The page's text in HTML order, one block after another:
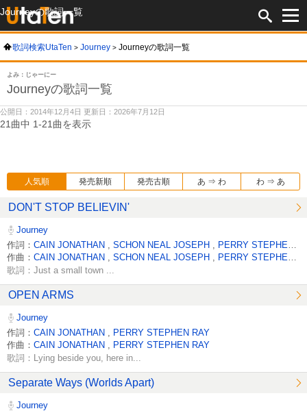
Journeyの歌詞一覧
歌詞検索UtaTen Journey Journeyの歌詞一覧
よみ：じゃーにー
Journeyの歌詞一覧
公開日：2014年12月4日 更新日：2026年7月12日
21曲中 1-21曲を表示
人気順 発売新順 発売古順 あ ⇒ わ わ ⇒ あ
DON'T STOP BELIEVIN'
Journey
作詞： CAIN JONATHAN SCHON NEAL JOSEPH
PERRY STEPHEN RAY
作曲： CAIN JONATHAN SCHON NEAL JOSEPH PERRY STEPHEN RAY
歌詞：Just a small town ...
OPEN ARMS
Journey
作詞： CAIN JONATHAN
PERRY STEPHEN RAY
作曲： CAIN JONATHAN PERRY STEPHEN RAY
歌詞：Lying beside you, here in...
Separate Ways (Worlds Apart)
Journey